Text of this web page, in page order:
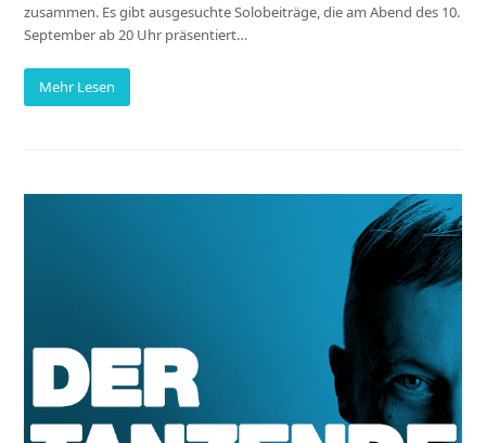
zusammen. Es gibt ausgesuchte Solobeiträge, die am Abend des 10.
September ab 20 Uhr präsentiert…
Mehr Lesen